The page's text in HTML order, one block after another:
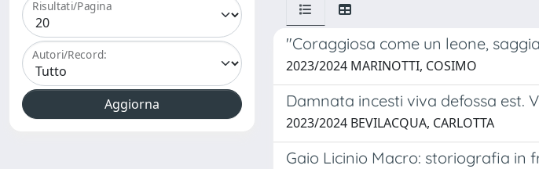
Risultati/Pagina
Autori/Record:
"Coraggiosa come un leone,
2023/2024 MARINOTTI, COSIMO
Damnata incesti viva defossa est.
2023/2024 BEVILACQUA, CARLOTTA
Gaio Licinio Macro: storiografia in